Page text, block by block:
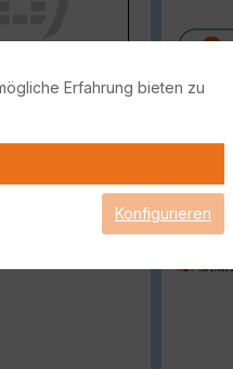
Security
Erfahrung bieten zu
Konfigurieren